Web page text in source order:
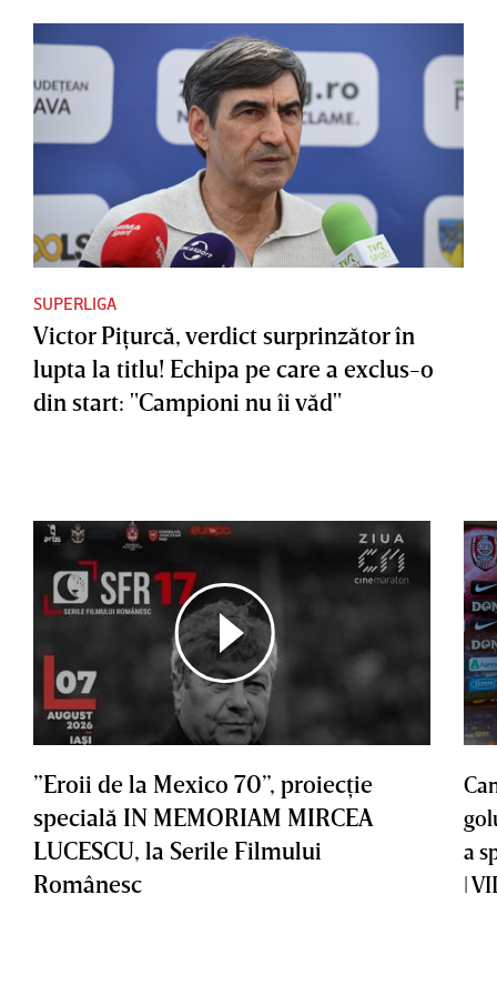
SUPERLIGA
Victor Piţurcă, verdict surprinzător în
lupta la titlu! Echipa pe care a exclus-o
din start: "Campioni nu îi văd"
”Eroii de la Mexico 70”, proiecţie
specială IN MEMORIAM MIRCEA
LUCESCU, la Serile Filmului
Românesc
a
|